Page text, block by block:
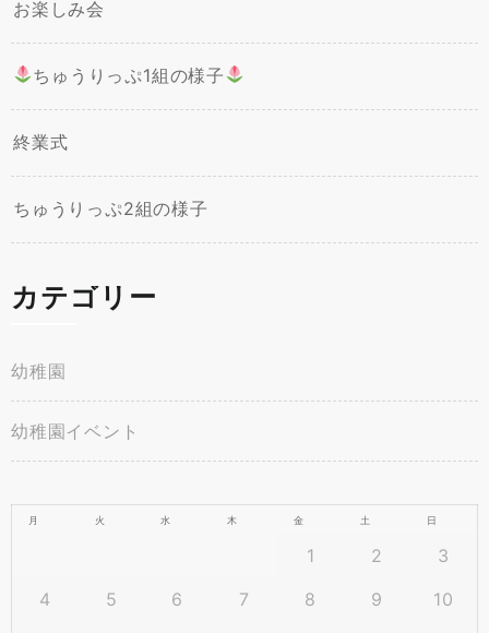
お楽しみ会
ちゅうりっぷ1組の様子
終業式
ちゅうりっぷ2組の様子
カテゴリー
幼稚園
幼稚園イベント
月 火 水 木 金 土 日
1 2
3
4
5 6 7 8 9
10